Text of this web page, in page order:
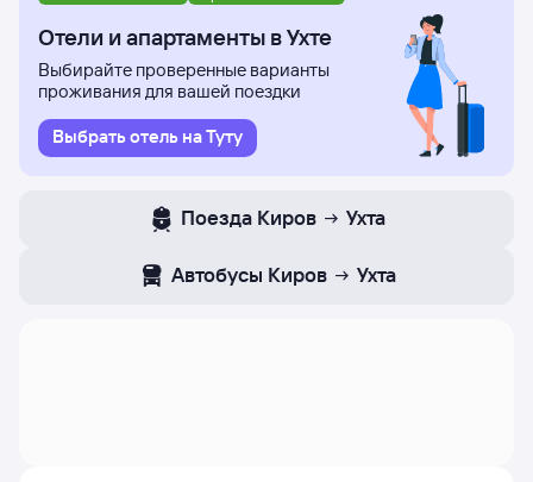
недели, в которые авиакомпания Газпром авиа
осуществляет полёты.
Отели и апартаменты в Ухте
Выбирайте проверенные варианты
проживания для вашей поездки
Выбрать отель на Туту
Поезда Киров Ухта
Автобусы Киров Ухта